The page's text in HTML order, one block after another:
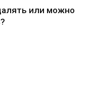
или можно